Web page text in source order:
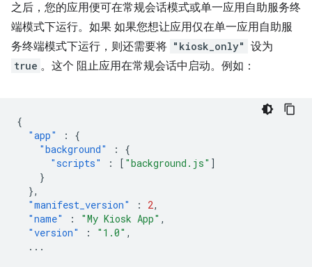
之后，您的应用便可在常规会话模式或单一应用自助服务终
端模式下运行。如果 如果您想让应用仅在单一应用自助服
务终端模式下运行，则还需要将 "kiosk_only" 设为
true 。这个 阻止应用在常规会话中启动。例如：
{
"app"
:
{
"background"
:
{
"scripts"
: [ "background.js" ]
}
},
"manifest_version"
: 2,
"name"
: "My Kiosk App" ,
"version"
: "1.0" ,
...